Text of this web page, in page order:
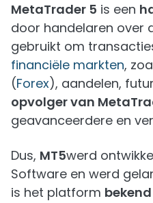
MetaTrader 5 is een
door handelaren over
gebruikt om
financiële markten,
(Forex), aandelen,
opvolger van
geavanceerdere en
Dus, MT5werd
Software en werd
is het platform